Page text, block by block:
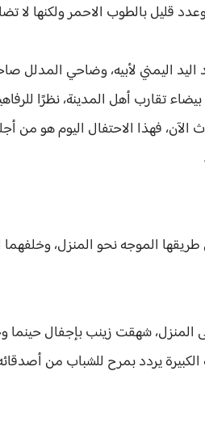
قليل بالطوب الاحمر ولكنها
اليد اليمني لأبيه، وضاحي المدلل
تقارب أهل المدينة، نظرًا
فهذا الاحتفال اليوم هو من
الموجه نحو المنزل، وخلفهما
شهقت زينب بإجفال حينما
يردد بمرح للشباب من